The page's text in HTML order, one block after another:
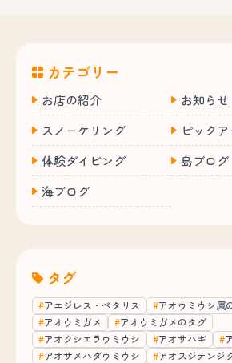
カテゴリー
お店の紹介
お知らせ
スノーケリング
ピック
体験ダイビング
島ブログ
海ブログ
タグ
アエジレス・ペタリス
アオウミウシ属
アオウミガメ
アオウミガメのタグ
アオクシエラウミウシ
アオサハギ
アオサメハダウミウシ
アオスジテンジ